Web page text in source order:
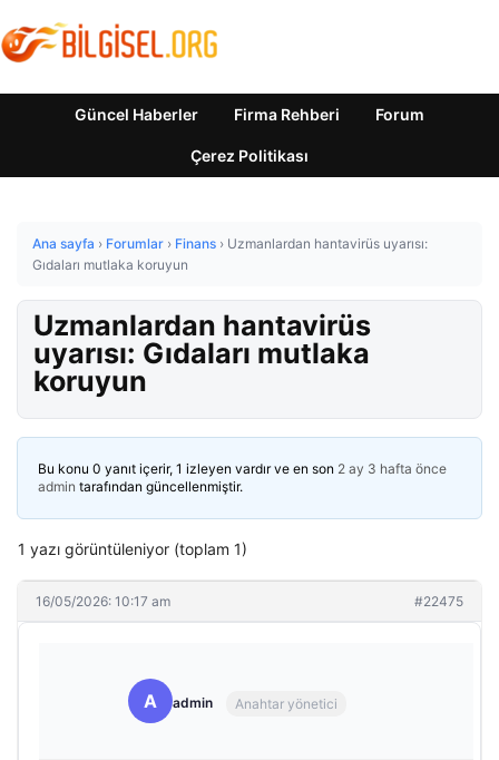
Güncel Haberler Firma Rehberi Forum
Çerez Politikası
Ana sayfa › Forumlar › Finans › Uzmanlardan hantavirüs uyarısı:
Gıdaları mutlaka koruyun
Uzmanlardan hantavirüs
uyarısı: Gıdaları mutlaka
koruyun
Bu konu 0 yanıt içerir, 1 izleyen vardır ve en son 2 ay 3 hafta önce
admin tarafından güncellenmiştir.
1 yazı görüntüleniyor (toplam 1)
16/05/2026: 10:17 am #22475
A admin Anahtar yönetici